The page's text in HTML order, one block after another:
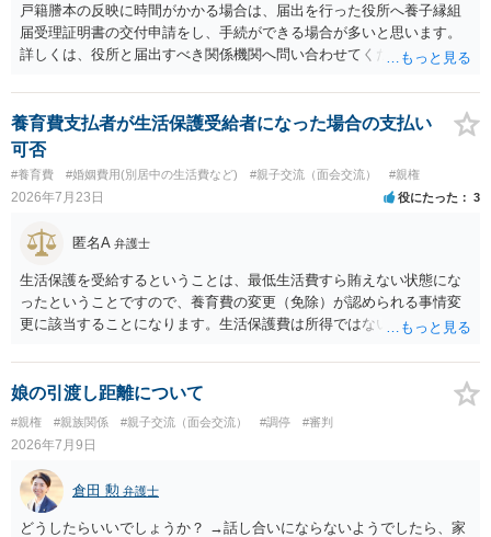
戸籍謄本の反映に時間がかかる場合は、届出を行った役所へ養子縁組
届受理証明書の交付申請をし、手続ができる場合が多いと思います。
詳しくは、役所と届出すべき関係機関へ問い合わせてください。
養育費支払者が生活保護受給者になった場合の支払い
可否
#養育費 #婚姻費用(別居中の生活費など) #親子交流（面会交流） #親権
2026年7月23日 役にたった 3
匿名A 弁護士
生活保護を受給するということは、最低生活費すら賄えない状態にな
ったということですので、養育費の変更（免除）が認められる事情変
更に該当することになります。生活保護費は所得ではないので、「保
支払った場合に返還請求権が認められたり役所から何らかのペナルテ
ィが課されたりするわけではなく、「残りのお金で自己責任で生活せ
よ」ということになるので、生活保護を受給することになった時はす
みやかに合意のための話し合いあるいは調停申立てをすべきでしょ
う。
娘の引渡し距離について
#親権 #親族関係 #親子交流（面会交流） #調停 #審判
2026年7月9日
倉田 勲 弁護士
どうしたらいいでしょうか？ →話し合いにならないようでしたら、家